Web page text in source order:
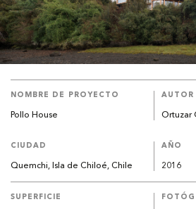
NOMBRE DE PROYECTO
Pollo House
AUTOR
Ortuzar
CIUDAD
Quemchi, Isla de Chiloé, Chile
AÑO
2016
SUPERFICIE